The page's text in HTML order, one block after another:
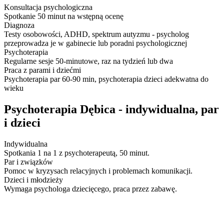
Konsultacja psychologiczna
Spotkanie 50 minut na wstępną ocenę
Diagnoza
Testy osobowości, ADHD, spektrum autyzmu - psycholog
przeprowadza je w gabinecie lub poradni psychologicznej
Psychoterapia
Regularne sesje 50-minutowe, raz na tydzień lub dwa
Praca z parami i dziećmi
Psychoterapia par 60-90 min, psychoterapia dzieci adekwatna do
wieku
Psychoterapia Dębica - indywidualna, par
i dzieci
Indywidualna
Spotkania 1 na 1 z psychoterapeutą, 50 minut.
Par i związków
Pomoc w kryzysach relacyjnych i problemach komunikacji.
Dzieci i młodzieży
Wymaga psychologa dziecięcego, praca przez zabawę.